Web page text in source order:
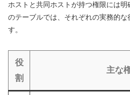
ホストと共同ホストが持つ権限には
のテーブルでは、それぞれの実務的な
す。
役
割
主な